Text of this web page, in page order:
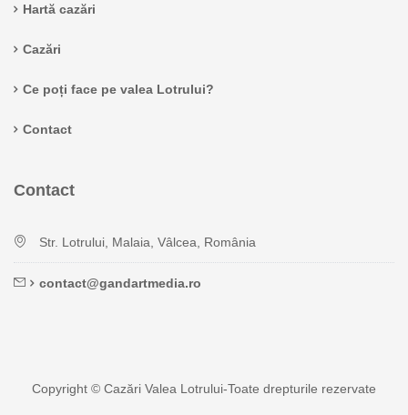
Hartă cazări
Cazări
Ce poți face pe valea Lotrului?
Contact
Contact
Str. Lotrului, Malaia, Vâlcea, România
contact@gandartmedia.ro
Copyright © Cazări Valea Lotrului-Toate drepturile rezervate